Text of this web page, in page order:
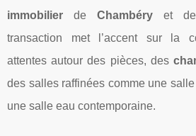
immobilier de Chambéryet
transaction met l’accent sur la
attentes autour des pièces, des
des salles raffinées comme une
une salle eau contemporaine.